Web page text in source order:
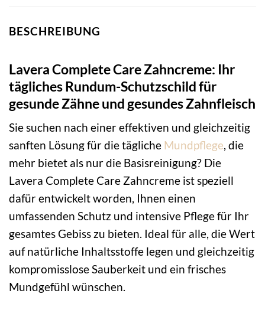
BESCHREIBUNG
Lavera Complete Care Zahncreme: Ihr
tägliches Rundum-Schutzschild für
gesunde Zähne und gesundes Zahnfleisch
Sie suchen nach einer effektiven und gleichzeitig
sanften Lösung für die tägliche Mundpflege, die
mehr bietet als nur die Basisreinigung? Die
Lavera Complete Care Zahncreme ist speziell
dafür entwickelt worden, Ihnen einen
umfassenden Schutz und intensive Pflege für Ihr
gesamtes Gebiss zu bieten. Ideal für alle, die Wert
auf natürliche Inhaltsstoffe legen und gleichzeitig
kompromisslose Sauberkeit und ein frisches
Mundgefühl wünschen.